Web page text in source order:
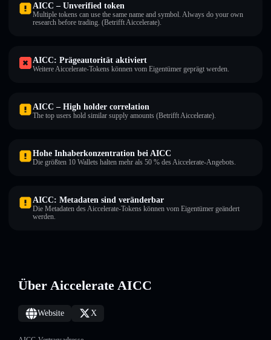
AICC – Unverified token
Multiple tokens can use the same name and symbol. Always do your own
research before trading. (Betrifft Aiccelerate).
AICC: Prägeautorität aktiviert
Weitere Aiccelerate-Tokens können vom Eigentümer geprägt werden.
AICC – High holder correlation
The top users hold similar supply amounts (Betrifft Aiccelerate).
Hohe Inhaberkonzentration bei AICC
Die größten 10 Wallets halten mehr als 50 % des Aiccelerate-Angebots.
AICC: Metadaten sind veränderbar
Die Metadaten des Aiccelerate-Tokens können vom Eigentümer geändert
werden.
Über Aiccelerate AICC
Website X